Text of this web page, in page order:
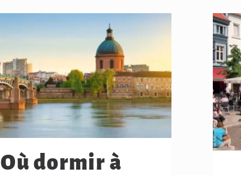
Où dormir à